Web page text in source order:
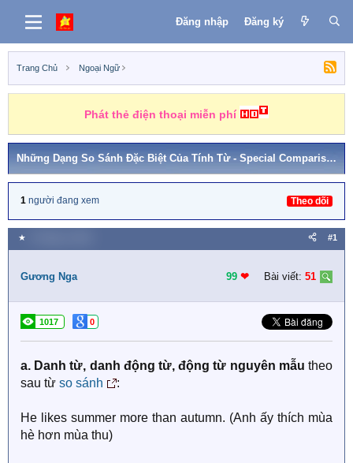
Đăng nhập Đăng ký
Trang Chủ Ngoại Ngữ
Phát thẻ điện thoại miễn phí
Những Dạng So Sánh Đặc Biệt Của Tính Từ - Special Comparisons
1 người đang xem Theo dõi
★ #1
Gương Nga 99 ❤︎ Bài viết: 51
1017 0
a. Danh từ, danh động từ, động từ nguyên mẫu theo
sau từ so sánh :
He likes summer more than autumn. (Anh ấy thích mùa
hè hơn mùa thu)